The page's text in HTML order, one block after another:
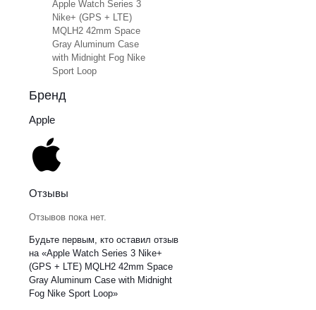
Apple Watch Series 3
Nike+ (GPS + LTE)
MQLH2 42mm Space
Gray Aluminum Case
with Midnight Fog Nike
Sport Loop
Бренд
Apple
Отзывы
Отзывов пока нет.
Будьте первым, кто оставил отзыв
на «Apple Watch Series 3 Nike+
(GPS + LTE) MQLH2 42mm Space
Gray Aluminum Case with Midnight
Fog Nike Sport Loop»